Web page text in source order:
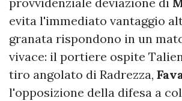
evita l'immediato vantaggio
granata rispondono in un
vivace: il portiere ospite
tiro angolato di Radrezza,
l'opposizione della difesa a